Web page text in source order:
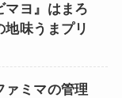
マヨ』はまろ
味うまプリ
ァミマの管理